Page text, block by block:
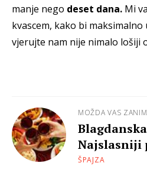
manje nego deset dana. Mi
kvascem, kako bi
vjerujte nam nije nimalo lošiji
MOŽDA VAS
Najslasniji
pečenja
ŠPAJZA